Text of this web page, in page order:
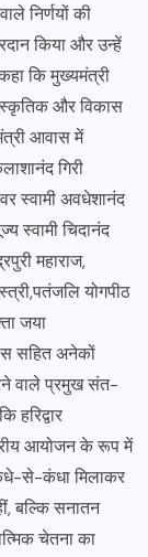
निर्णयों की
किया और उन्हें
कि मुख्यमंत्री
और विकास
आवास में
गिरी
स्वामी अवधेशानंद
स्वामी चिदानंद
महाराज,
योगपीठ
जया
सहित अनेकों
वाले प्रमुख संत-
हरिद्वार
आयोजन के रूप में
से-कंधा मिलाकर
बल्कि सनातन
चेतना का